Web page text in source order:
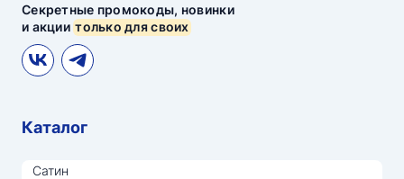
Секретные промокоды, новинки
и акциитолько для своих
Каталог
Сатин